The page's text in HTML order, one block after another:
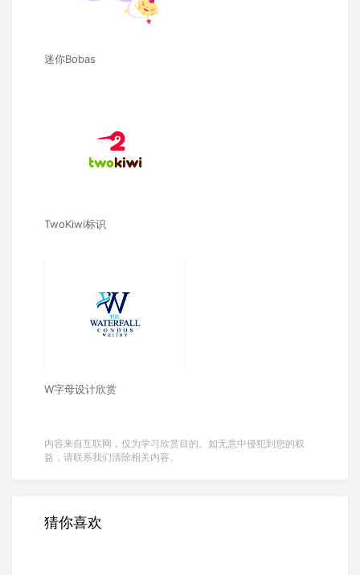
迷你Bobas
TwoKiwi标识
W字母设计欣赏
内容来自互联网，仅为学习欣赏目的。如无意中侵犯到您的权
益，请联系我们清除相关内容。
猜你喜欢